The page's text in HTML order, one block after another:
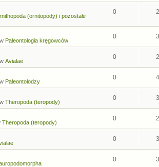
(ornitopody) i pozostałe
0
Paleontologia kręgowców
0
Avialae
0
Paleontolodzy
0
Theropoda (teropody)
0
Theropoda (teropody)
0
0
0